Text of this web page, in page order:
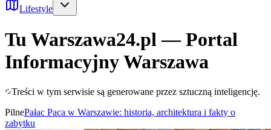
Lifestyle
Tu Warszawa24.pl— Portal
InformacyjnyWarszawa
Treści w tym serwisie są generowane przez sztuczną inteligencję.
PilnePałac Paca w Warszawie: historia, architektura i fakty o
zabytku